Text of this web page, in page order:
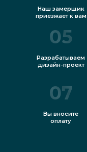
Наш замерщик
приезжает к вам
05
Разрабатываем
дизайн-проект
07
Вы вносите
оплату